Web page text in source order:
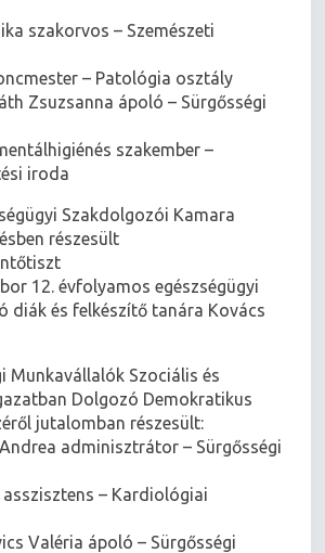
szakorvos – Szemészeti
– Patológia osztály
Zsuzsanna ápoló – Sürgősségi
szakember –
iroda
Szakdolgozói Kamara
részesült
12. évfolyamos egészségügyi
diák és felkészítő tanára Kovács
Munkavállalók Szociális és
Dolgozó Demokratikus
jutalomban részesült:
adminisztrátor – Sürgősségi
– Kardiológiai
Valéria ápoló – Sürgősségi